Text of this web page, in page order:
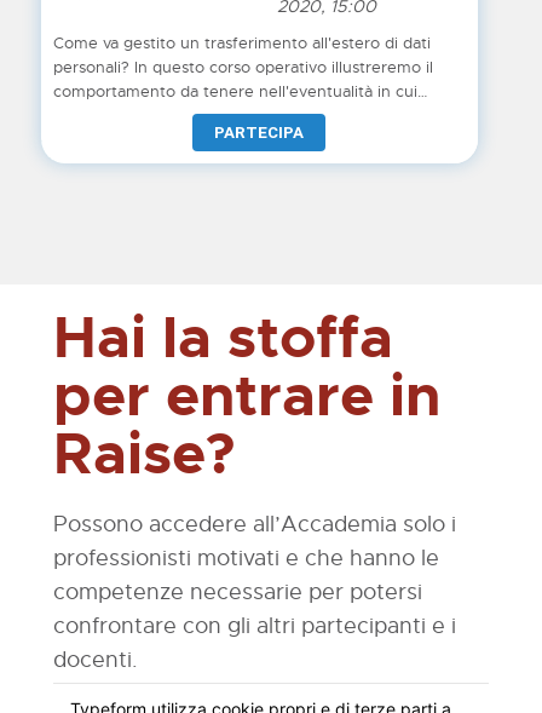
2020, 15:00
Come va gestito un trasferimento all'estero di dati
personali? In questo corso operativo illustreremo il
comportamento da tenere nell'eventualità in cui
l'azienda si avvalga di fornitori dove viene coinvolto
almeno un trattamento che implica il trasferimento
dentro e fuori l'UE
PARTECIPA
Hai la stoffa
per entrare in
Raise?
Possono accedere all’Accademia solo i
professionisti motivati e che hanno le
competenze necessarie per potersi
confrontare con gli altri partecipanti e i
docenti.